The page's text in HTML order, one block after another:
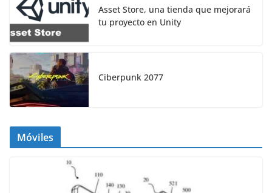
Asset Store, una tienda que mejorará
tu proyecto en Unity
Ciberpunk 2077
Móviles